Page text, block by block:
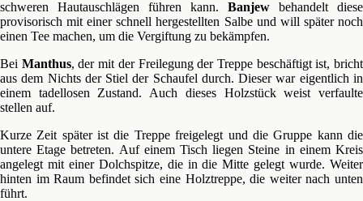
schweren Hautauschlägen führen kann. Banjew behandelt diese
provisorisch mit einer schnell hergestellten Salbe und will später noch
einen Tee machen, um die Vergiftung zu bekämpfen.
Bei Manthus, der mit der Freilegung der Treppe beschäftigt ist, bricht
aus dem Nichts der Stiel der Schaufel durch. Dieser war eigentlich in
einem tadellosen Zustand. Auch dieses Holzstück weist verfaulte
stellen auf.
Kurze Zeit später ist die Treppe freigelegt und die Gruppe kann die
untere Etage betreten. Auf einem Tisch liegen Steine in einem Kreis
angelegt mit einer Dolchspitze, die in die Mitte gelegt wurde. Weiter
hinten im Raum befindet sich eine Holztreppe, die weiter nach unten
führt.